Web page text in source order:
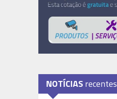
NOTÍCIASrecentes